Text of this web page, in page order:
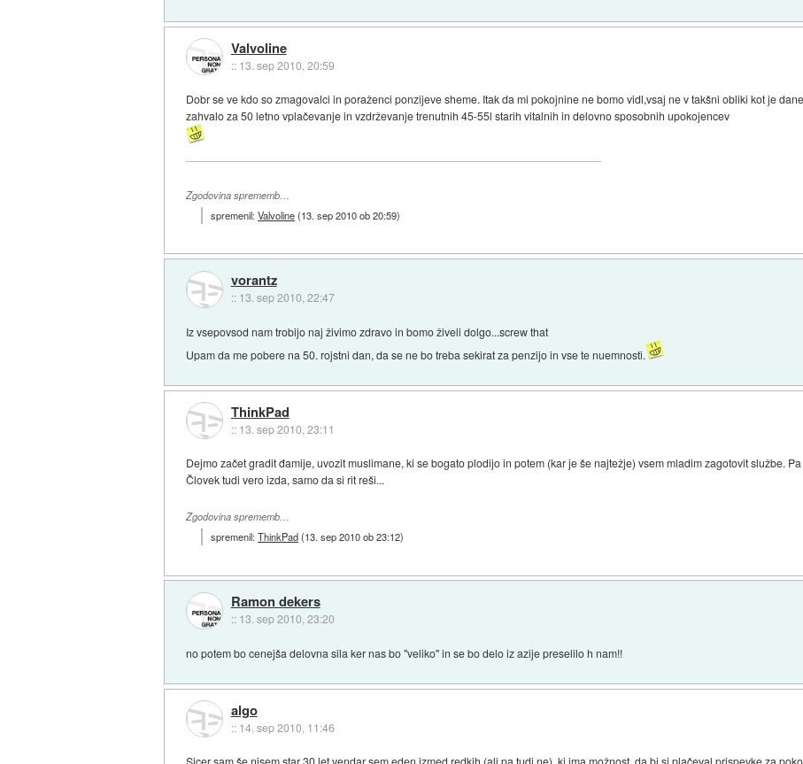
Valvoline
:: 13. sep 2010, 20:59
Dobr se ve kdo so zmagovalci in poraženci ponzijeve sheme. Itak da mi pokojnine ne bomo vidl,vsaj ne v takšni obliki kot je
zahvalo za 50 letno vplačevanje in vzdrževanje trenutnih 45-55l starih vitalnih in delovno sposobnih upokojencev
Zgodovina sprememb…
spremenil:Valvoline(13. sep 2010 ob 20:59)
vorantz
:: 13. sep 2010, 22:47
Iz vsepovsod nam trobijo naj živimo zdravo in bomo živeli dolgo...screw that
Upam da me pobere na 50. rojstni dan, da se ne bo treba sekirat za penzijo in vse te nuemnosti.
ThinkPad
:: 13. sep 2010, 23:11
Dejmo začet gradit đamije, uvozit muslimane, ki se bogato plodijo in potem (kar je še najtežje) vsem mladim zagotovit službe.
Človek tudi vero izda, samo da si rit reši...
Zgodovina sprememb…
spremenil:ThinkPad(13. sep 2010 ob 23:12)
Ramon dekers
:: 13. sep 2010, 23:20
no potem bo cenejša delovna sila ker nas bo "veliko" in se bo delo iz azije preselilo h nam!!
algo
:: 14. sep 2010, 11:46